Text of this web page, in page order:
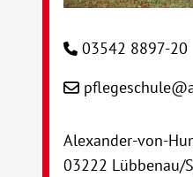
03542 8897-20
Alexander-von-
03222 Lübbenau/